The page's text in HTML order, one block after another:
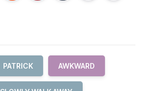
PATRICK AWKWARD